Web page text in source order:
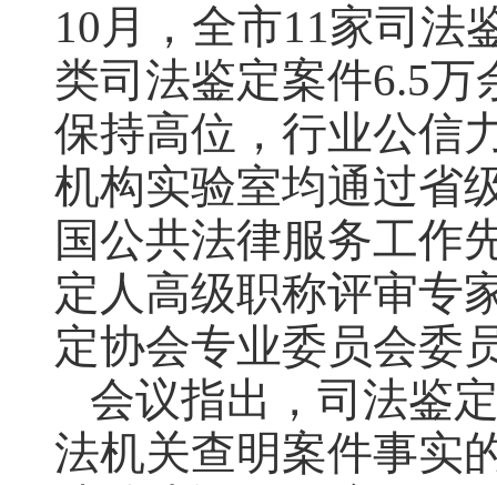
10月，全市11家司法
类司法鉴定案件6.5
保持高位，行业公信
机构实验室均通过省
国公共法律服务工作
定人高级职称评审专
定协会专业委员会委
会议指出，司法鉴
法机关查明案件事实